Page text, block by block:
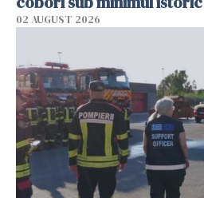
02 AUGUST 2026